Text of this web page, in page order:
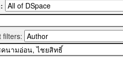
filters: